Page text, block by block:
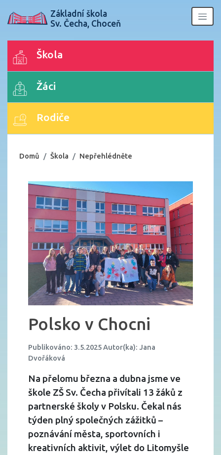
Základní škola
Sv. Čecha, Choceň
Škola
Žáci
Rodiče
Domů Škola Nepřehlédněte
Polsko v Chocni
Publikováno: 3.5.2025 Autor(ka): Jana
Dvořáková
Na přelomu března a dubna jsme ve
škole ZŠ Sv. Čecha přivítali 13 žáků z
partnerské školy v Polsku. Čekal nás
týden plný společných zážitků –
poznávání města, sportovních i
kreativních aktivit, výlet do Litomyšle